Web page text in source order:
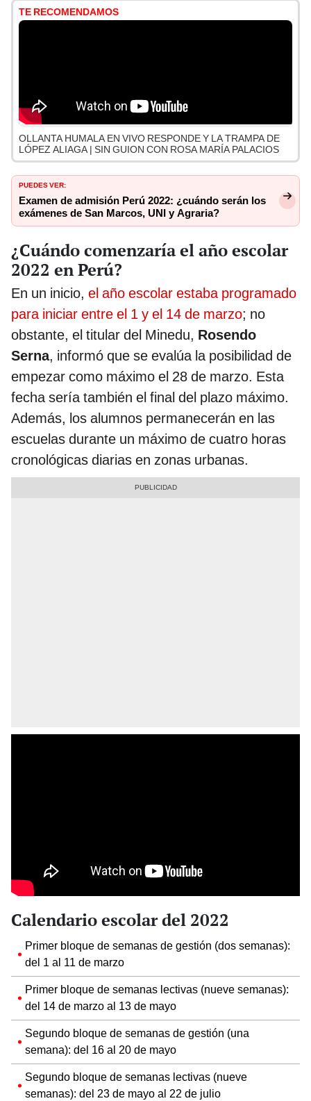
TE RECOMENDAMOS
OLLANTA HUMALA EN VIVO RESPONDE Y LA TRAMPA DE
LÓPEZ ALIAGA | SIN GUION CON ROSA MARÍA PALACIOS
PUEDES VER:
Examen de admisión Perú 2022: ¿cuándo serán los
exámenes de San Marcos, UNI y Agraria?
¿Cuándo comenzaría el año escolar
2022 en Perú?
En un inicio, el año escolar estaba programado
para iniciar entre el 1 y el 14 de marzo; no
obstante, el titular del Minedu, Rosendo
Serna, informó que se evalúa la posibilidad de
empezar como máximo el 28 de marzo. Esta
fecha sería también el final del plazo máximo.
Además, los alumnos permanecerán en las
escuelas durante un máximo de cuatro horas
cronológicas diarias en zonas urbanas.
Calendario escolar del 2022
Primer bloque de semanas de gestión (dos semanas):
del 1 al 11 de marzo
Primer bloque de semanas lectivas (nueve semanas):
del 14 de marzo al 13 de mayo
Segundo bloque de semanas de gestión (una
semana): del 16 al 20 de mayo
Segundo bloque de semanas lectivas (nueve
semanas): del 23 de mayo al 22 de julio